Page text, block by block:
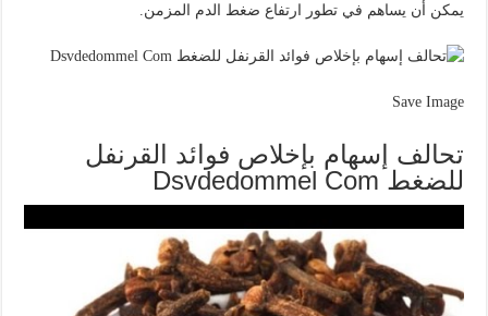
يمكن أن يساهم في تطور ارتفاع ضغط الدم المزمن.
Save Image
تحالف إسهام بإخلاص فوائد القرنفل
للضغط Dsvdedommel Com